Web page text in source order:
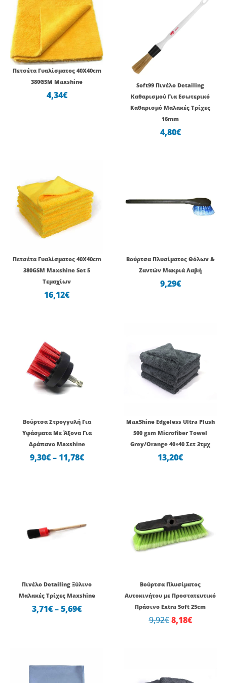
Πετσέτα Γυαλίσματος 40Χ40cm
380GSM Maxshine
4,34€
Soft99 Πινέλο Detailing
Καθαρισμού Για Εσωτερικό
Καθαρισμό Μαλακές Τρίχες
16mm
4,80€
Πετσέτα Γυαλίσματος 40Χ40cm
380GSM Maxshine Set 5
Τεμαχίων
16,12€
Βούρτσα Πλυσίματος Θόλων &
Ζαντών Μακριά Λαβή
9,29€
Βούρτσα Στρογγυλή Για
Υφάσματα Με Άξονα Για
Δράπανο Maxshine
9,30€– 11,78€
MaxShine Edgeless Ultra Plush
500 gsm Microfiber Towel
Grey/Orange 40×40 Σετ 3τμχ
13,20€
Πινέλο Detailing Ξύλινο
Μαλακές Τρίχες Maxshine
3,71€–5,69€
3,71€
Βούρτσα Πλυσίματος
Αυτοκινήτου με Προστατευτικό
Πράσινο Extra Soft 25cm
9,92€
was:
9,92€.
8,18€
τιμή
είναι: